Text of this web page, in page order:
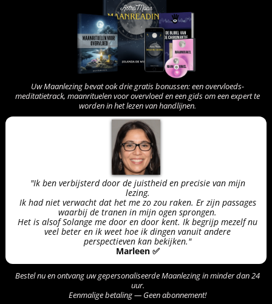
Uw Maanlezing bevat ook drie gratis bonussen: een overvloeds-
meditatietrack, maanrituelen voor overvloed en een gids om een expert te
worden in het lezen van handlijnen.
"Ik ben verbijsterd door de juistheid en precisie van mijn
lezing.
Ik had niet verwacht dat het me zo zou raken. Er zijn passages
waarbij de tranen in mijn ogen sprongen.
Het is alsof Solange me door en door kent. Ik begrijp mezelf nu
veel beter en ik weet hoe ik dingen vanuit andere
perspectieven kan bekijken."
Marleen ✅
Bestel nu en ontvang uw gepersonaliseerde Maanlezing in minder dan 24
uur.
Eenmalige betaling — Geen abonnement!